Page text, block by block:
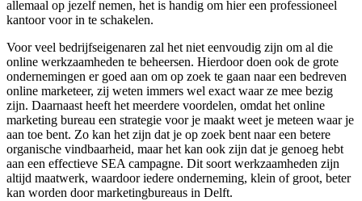
allemaal op jezelf nemen, het is handig om hier een professioneel
kantoor voor in te schakelen.
Voor veel bedrijfseigenaren zal het niet eenvoudig zijn om al die
online werkzaamheden te beheersen. Hierdoor doen ook de grote
ondernemingen er goed aan om op zoek te gaan naar een bedreven
online marketeer, zij weten immers wel exact waar ze mee bezig
zijn. Daarnaast heeft het meerdere voordelen, omdat het online
marketing bureau een strategie voor je maakt weet je meteen waar je
aan toe bent. Zo kan het zijn dat je op zoek bent naar een betere
organische vindbaarheid, maar het kan ook zijn dat je genoeg hebt
aan een effectieve SEA campagne. Dit soort werkzaamheden zijn
altijd maatwerk, waardoor iedere onderneming, klein of groot, beter
kan worden door marketingbureaus in Delft.